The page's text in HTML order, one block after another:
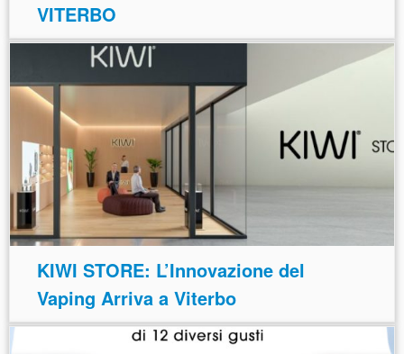
VITERBO
KIWI STORE: L’Innovazione del
Vaping Arriva a Viterbo